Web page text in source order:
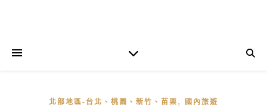
北部地區-台北、桃園、新竹、苗栗 , 國內旅遊